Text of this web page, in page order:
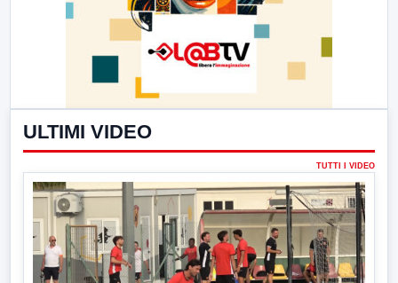
ULTIMI VIDEO
TUTTI I VIDEO